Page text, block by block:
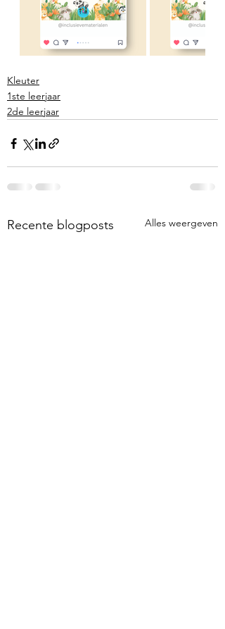
Kleuter
1ste leerjaar
2de leerjaar
Recente blogposts Alles weergeven